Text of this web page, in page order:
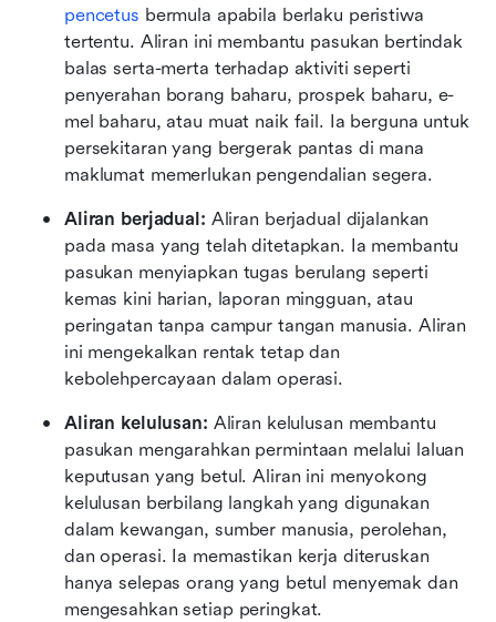
pencetus bermula apabila berlaku peristiwa
tertentu. Aliran ini membantu pasukan bertindak
balas serta-merta terhadap aktiviti seperti
penyerahan borang baharu, prospek baharu, e-
mel baharu, atau muat naik fail. Ia berguna untuk
persekitaran yang bergerak pantas di mana
maklumat memerlukan pengendalian segera.
Aliran berjadual: Aliran berjadual dijalankan
pada masa yang telah ditetapkan. Ia membantu
pasukan menyiapkan tugas berulang seperti
kemas kini harian, laporan mingguan, atau
peringatan tanpa campur tangan manusia. Aliran
ini mengekalkan rentak tetap dan
kebolehpercayaan dalam operasi.
Aliran kelulusan: Aliran kelulusan membantu
pasukan mengarahkan permintaan melalui laluan
keputusan yang betul. Aliran ini menyokong
kelulusan berbilang langkah yang digunakan
dalam kewangan, sumber manusia, perolehan,
dan operasi. Ia memastikan kerja diteruskan
hanya selepas orang yang betul menyemak dan
mengesahkan setiap peringkat.